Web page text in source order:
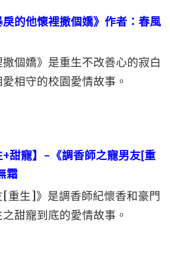
的他懷裡撒個嬌》作者：春風
撒個嬌》是重生不改善心的寂白
相守的校園愛情故事。
甜寵】–《調香師之寵男友[重
霜
[重生]》是調香師紀懷香和豪門
甜寵到底的愛情故事。